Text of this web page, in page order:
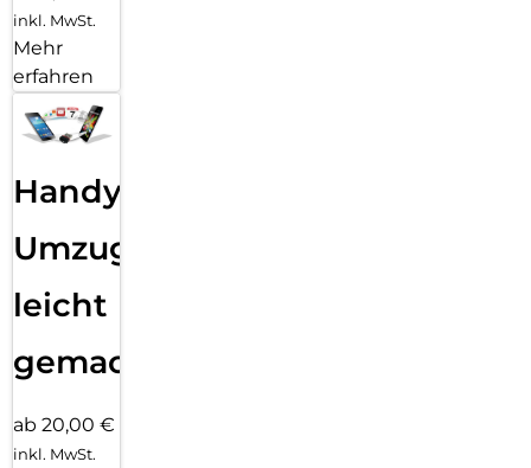
inkl. MwSt.
Mehr
erfahren
Handy
Umzug
leicht
gemacht!
ab 20,00 €
inkl. MwSt.